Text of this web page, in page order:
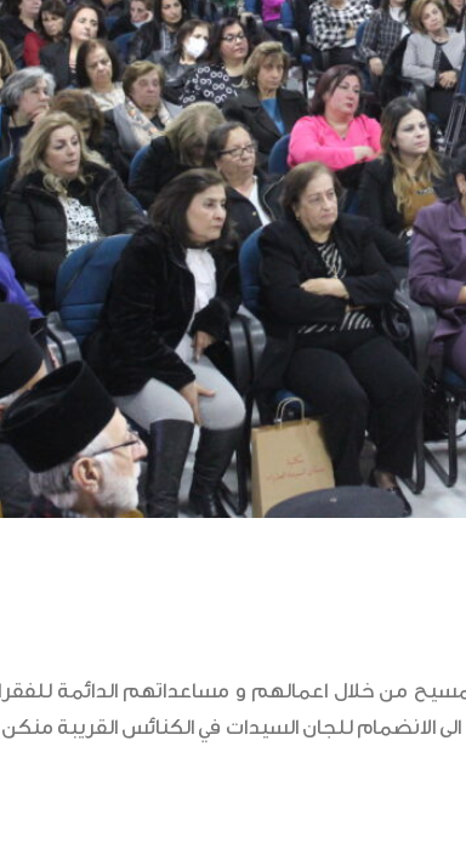
من خلال اعمالهم و مساعداتهم الدائمة للفقراء
الانضمام للجان السيدات في الكنائس القريبة